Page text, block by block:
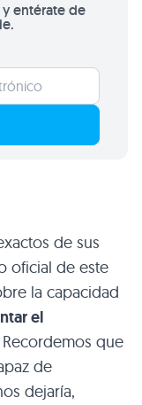
entérate de
de sus
oficial de este
la capacidad
el
Recordemos que
de
dejaría,